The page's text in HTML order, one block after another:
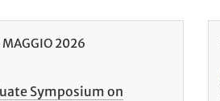
MAGGIO 2026
Symposium on